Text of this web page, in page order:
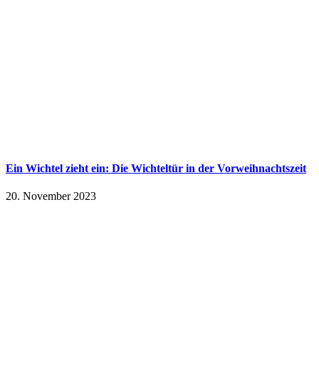
Ein Wichtel zieht ein: Die Wichteltür in der Vorweihnachtszeit
20. November 2023